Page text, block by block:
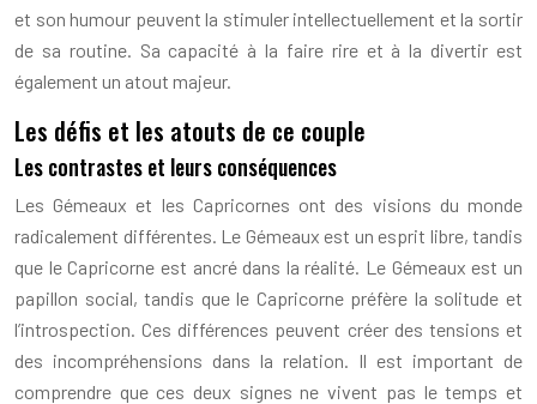
et son humour peuvent la stimuler intellectuellement et la sortir
de sa routine. Sa capacité à la faire rire et à la divertir est
également un atout majeur.
Les défis et les atouts de ce couple
Les contrastes et leurs conséquences
Les Gémeaux et les Capricornes ont des visions du monde
radicalement différentes. Le Gémeaux est un esprit libre, tandis
que le Capricorne est ancré dans la réalité. Le Gémeaux est un
papillon social, tandis que le Capricorne préfère la solitude et
l’introspection. Ces différences peuvent créer des tensions et
des incompréhensions dans la relation. Il est important de
comprendre que ces deux signes ne vivent pas le temps et